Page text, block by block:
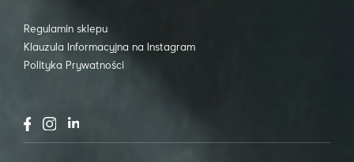
Regulamin sklepu
Klauzula Informacyjna na Instagram
Polityka Prywatności